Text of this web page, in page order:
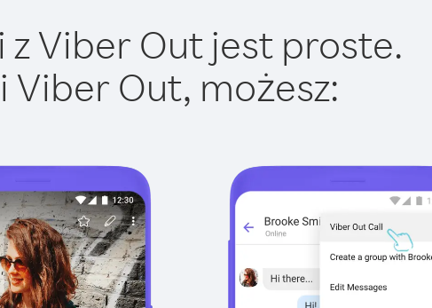
Viber Out jest proste.
Viber Out, możesz: